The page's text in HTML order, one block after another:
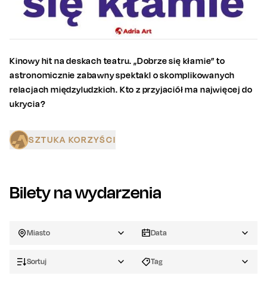
Kinowy hit na deskach teatru. „Dobrze się kłamie” to
astronomicznie zabawny spektakl o skomplikowanych
relacjach międzyludzkich. Kto z przyjaciół ma najwięcej do
ukrycia?
SZTUKA KORZYŚCI
Bilety na wydarzenia
Miasto Data
Sortuj Tag